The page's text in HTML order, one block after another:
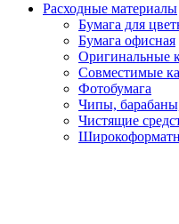
Расходные материалы
Бумага для
Бумага офисная
Оригинальные
Совместимые
Фотобумага
Чипы,
Чистящие